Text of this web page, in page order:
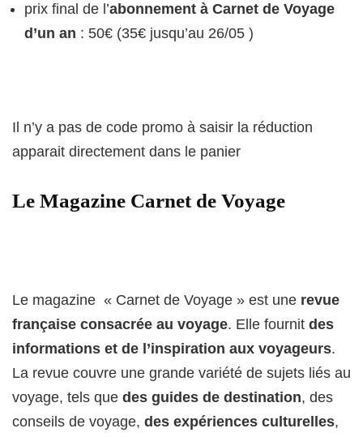
prix final de l’abonnement à Carnet de Voyage
d’un an : 50€ (35€ jusqu’au 26/05 )
Il n’y a pas de code promo à saisir la réduction
apparait directement dans le panier
Le Magazine Carnet de Voyage
Le magazine « Carnet de Voyage » est une revue
française consacrée au voyage. Elle fournit des
informations et de l’inspiration aux voyageurs.
La revue couvre une grande variété de sujets liés au
voyage, tels que des guides de destination, des
conseils de voyage, des expériences culturelles,